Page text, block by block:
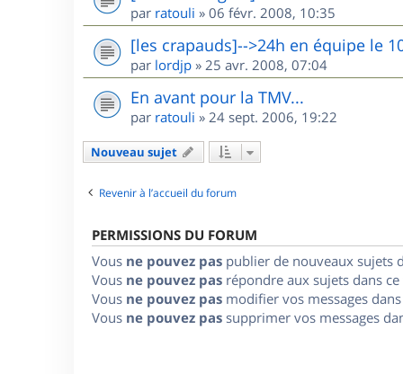
par ratouli » 06 févr. 2008, 10:35
[les crapauds]-->24h en équipe le
par lordjp » 25 avr. 2008, 07:04
En avant pour la TMV...
par ratouli » 24 sept. 2006, 19:22
Nouveau sujet
Revenir à l’accueil du forum
PERMISSIONS DU FORUM
Vous ne pouvez pas publier de nouveaux sujets
Vous ne pouvez pas répondre aux sujets dans
Vous ne pouvez pas modifier vos messages
Vous ne pouvez pas supprimer vos messages